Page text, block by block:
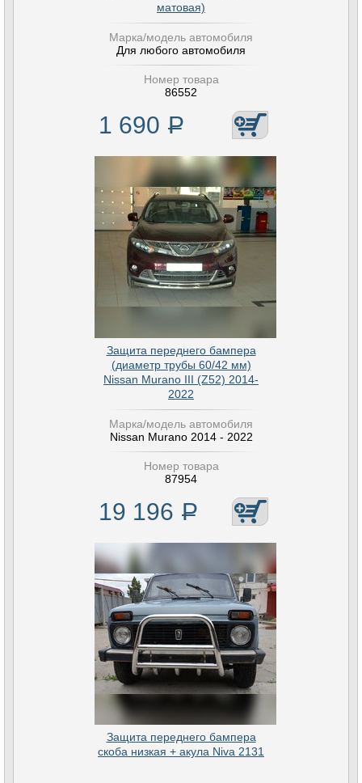
матовая)
Марка/модель автомобиля
Для любого автомобиля
Номер товара
86552
1 690 Р
Защита переднего бампера
(диаметр трубы 60/42 мм)
Nissan Murano III (Z52) 2014-
2022
Марка/модель автомобиля
Nissan Murano 2014 - 2022
Номер товара
87954
19 196 Р
Защита переднего бампера
скоба низкая + акула Niva 2131